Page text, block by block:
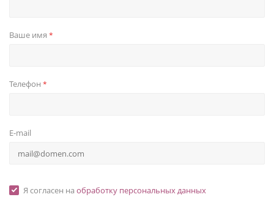
Ваше имя *
Телефон *
E-mail
Я согласен на обработку персональных данных